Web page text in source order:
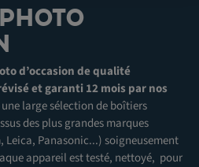
d’occasion de qualité
et garanti 12 mois par nos
large sélection de boîtiers
des plus grandes marques
Panasonic...) soigneusement
appareil est testé, nettoyé, pour